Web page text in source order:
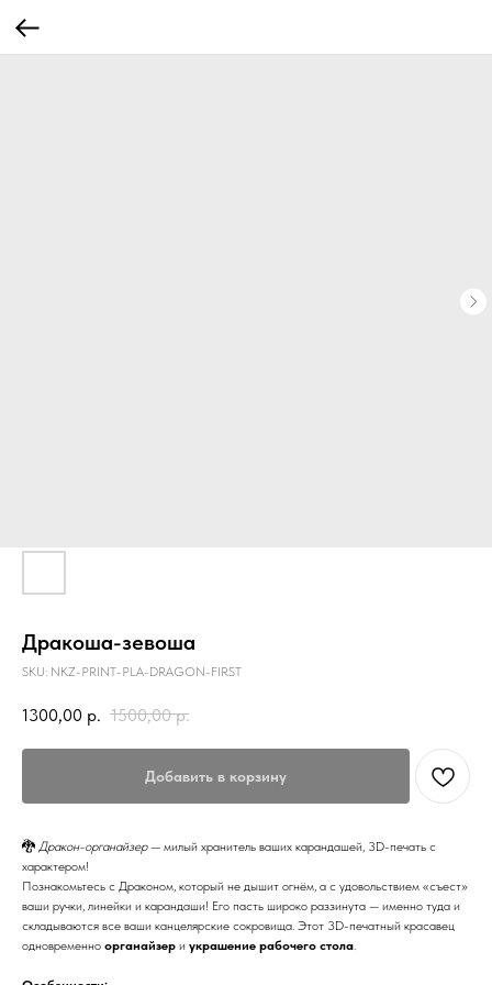
Дракоша-зевоша
SKU: NKZ-PRINT-PLA-DRAGON-FIRST
1300,00 р. 1500,00 р.
Добавить в корзину
🐉 Дракон-органайзер— милый хранитель ваших карандашей, 3D-печать с
характером!
Познакомьтесь с Драконом, который не дышит огнём, а с удовольствием «съест»
ваши ручки, линейки и карандаши! Его пасть широко раззинута — именно туда и
складываются все ваши канцелярские сокровища. Этот 3D-печатный красавец
одновременно органайзер и украшение рабочего стола.